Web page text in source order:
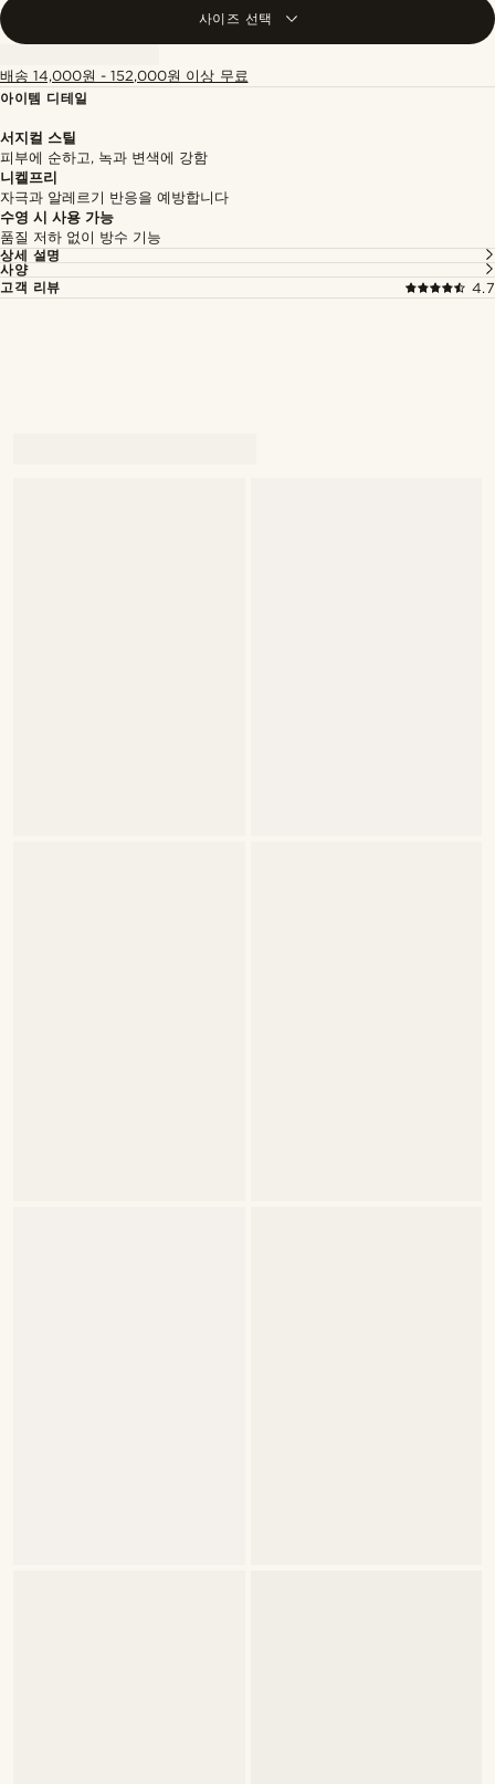
사이즈 선택
배송 14,000원 - 152,000원 이상 무료
아이템 디테일
서지컬 스틸
피부에 순하고, 녹과 변색에 강함
니켈프리
자극과 알레르기 반응을 예방합니다
수영 시 사용 가능
품질 저하 없이 방수 기능
상세 설명
사양
고객 리뷰
4.7